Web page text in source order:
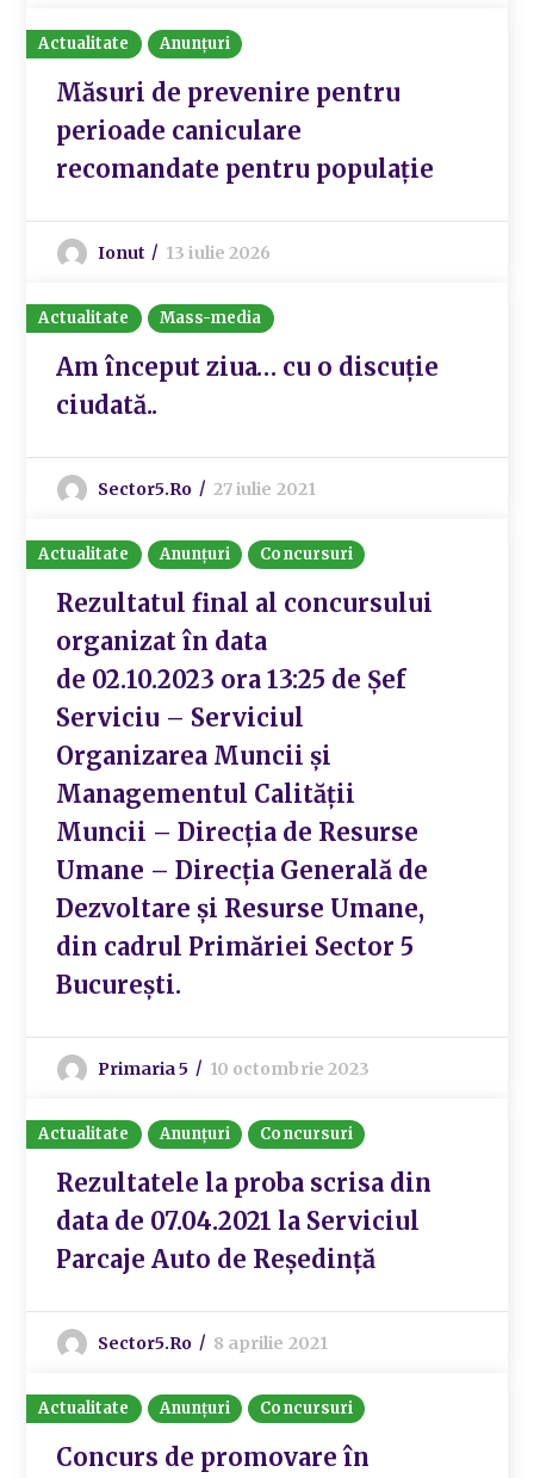
Actualitate Anunțuri
Măsuri de prevenire pentru
perioade caniculare
recomandate pentru populație
Ionut 13 iulie 2026
Actualitate Mass-media
Am început ziua… cu o discuție
ciudată..
Sector5.ro 27 iulie 2021
Actualitate Anunțuri Concursuri
Rezultatul final al concursului
organizat în data
de 02.10.2023 ora 13:25 de Șef
Serviciu – Serviciul
Organizarea Muncii și
Managementul Calității
Muncii – Direcția de Resurse
Umane – Direcția Generală de
Dezvoltare și Resurse Umane,
din cadrul Primăriei Sector 5
București.
Primaria 5 10 octombrie 2023
Actualitate Anunțuri Concursuri
Rezultatele la proba scrisa din
data de 07.04.2021 la Serviciul
Parcaje Auto de Reședință
Sector5.ro 8 aprilie 2021
Actualitate Anunțuri Concursuri
Concurs de promovare în